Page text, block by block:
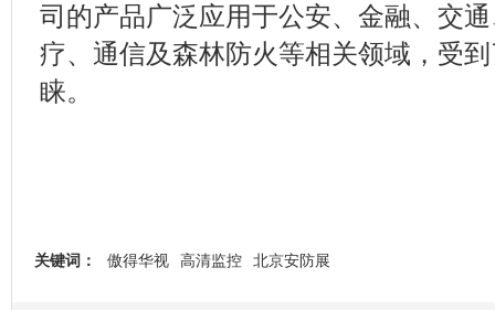
司的产品广泛应用于公安、金融、交
疗、通信及森林防火等相关领域，受
睐。
关键词： 傲得华视 高清监控 北京安防展